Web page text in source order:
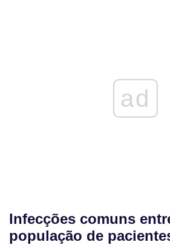
ad
Infecções comuns
população de